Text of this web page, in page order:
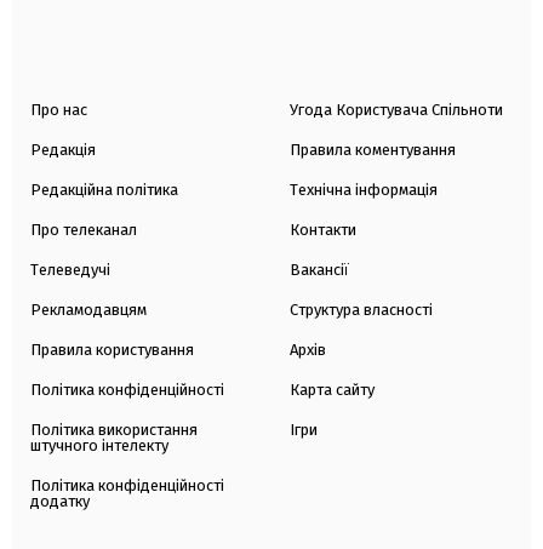
Про нас
Редакція
Редакційна політика
Про телеканал
Телеведучі
Рекламодавцям
Правила користування
Політика конфіденційності
Політика використання
штучного інтелекту
Політика конфіденційності
додатку
Угода Користувача Спільноти
Правила коментування
Технічна інформація
Контакти
Вакансії
Структура власності
Архів
Карта сайту
Ігри